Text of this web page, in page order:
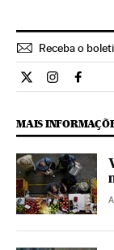
Receba o
Internacional El
MAIS